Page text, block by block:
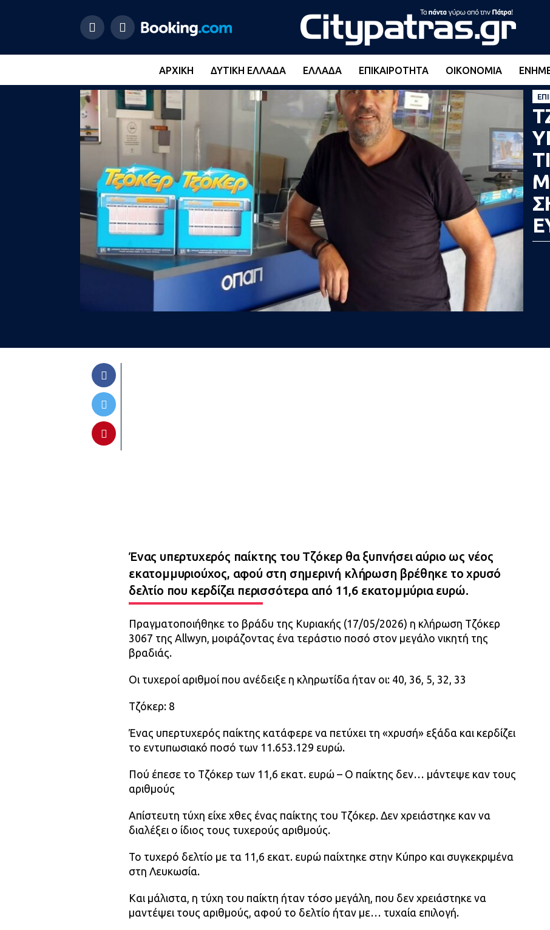
ΑΡΧΙΚΉ ΔΥΤΙΚΉ ΕΛΛΆΔΑ ΕΛΛΆΔΑ ΕΠΙΚΑΙΡΌΤΗΤΑ ΟΙΚΟΝΟΜΊΑ
Ένας υπερτυχερός παίκτης του Τζόκερ θα ξυπνήσει αύριο ως νέος
εκατομμυριούχος, αφού στη σημερινή κλήρωση βρέθηκε το χρυσό
δελτίο που κερδίζει περισσότερα από 11,6 εκατομμύρια ευρώ.
Πραγματοποιήθηκε το βράδυ της Κυριακής (17/05/2026) η κλήρωση Τζόκερ
3067 της Allwyn, μοιράζοντας ένα τεράστιο ποσό στον μεγάλο νικητή της
βραδιάς.
Οι τυχεροί αριθμοί που ανέδειξε η κληρωτίδα ήταν οι: 40, 36, 5, 32, 33
Τζόκερ: 8
Ένας υπερτυχερός παίκτης κατάφερε να πετύχει τη «χρυσή» εξάδα και κερδίζει
το εντυπωσιακό ποσό των 11.653.129 ευρώ.
Πού έπεσε το Τζόκερ των 11,6 εκατ. ευρώ – Ο παίκτης δεν… μάντεψε καν τους
αριθμούς
Απίστευτη τύχη είχε χθες ένας παίκτης του Τζόκερ. Δεν χρειάστηκε καν να
διαλέξει ο ίδιος τους τυχερούς αριθμούς.
Το τυχερό δελτίο με τα 11,6 εκατ. ευρώ παίχτηκε στην Κύπρο και συγκεκριμένα
στη Λευκωσία.
Και μάλιστα, η τύχη του παίκτη ήταν τόσο μεγάλη, που δεν χρειάστηκε να
μαντέψει τους αριθμούς, αφού το δελτίο ήταν με… τυχαία επιλογή.